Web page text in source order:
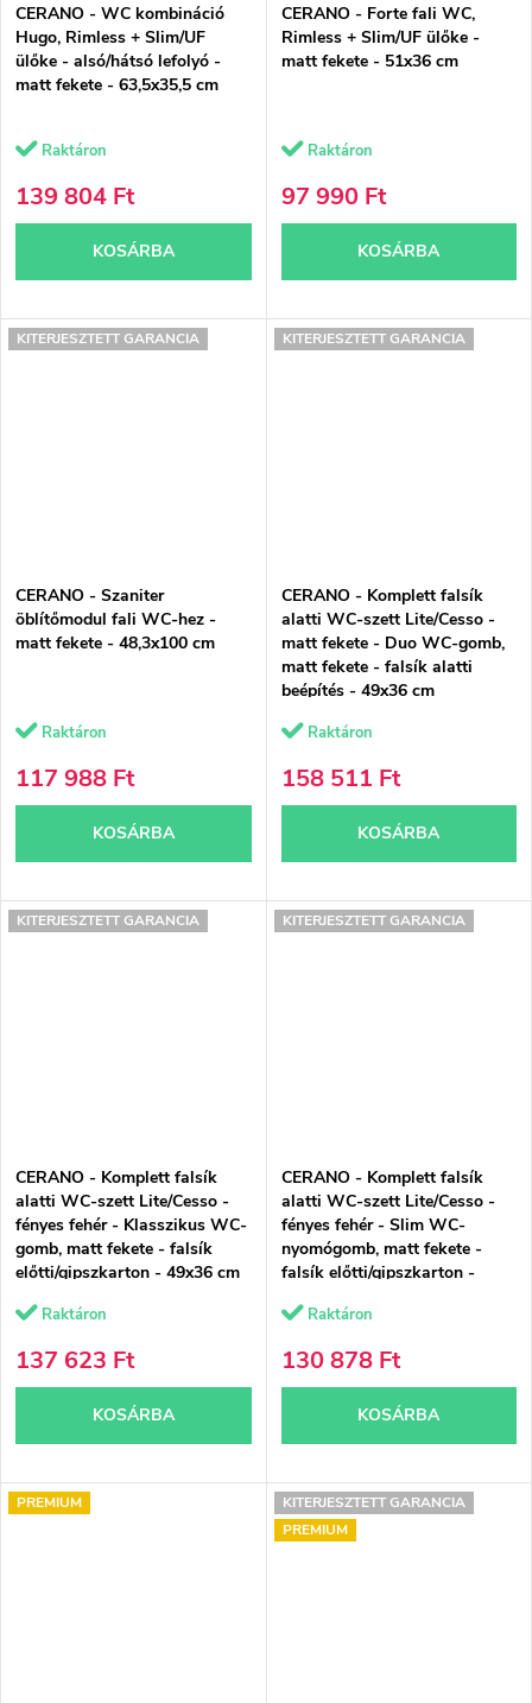
CERANO - WC kombináció
Hugo, Rimless + Slim/UF
ülőke - alsó/hátsó lefolyó -
matt fekete - 63,5x35,5 cm
Raktáron
139 804 Ft
KOSÁRBA
CERANO - Forte fali WC,
Rimless + Slim/UF ülőke -
matt fekete - 51x36 cm
Raktáron
97 990 Ft
KOSÁRBA
KITERJESZTETT GARANCIA
CERANO - Szaniter
öblítőmodul fali WC-hez -
matt fekete - 48,3x100 cm
Raktáron
117 988 Ft
KOSÁRBA
KITERJESZTETT GARANCIA
CERANO - Komplett falsík
alatti WC-szett Lite/Cesso -
matt fekete - Duo WC-gomb,
matt fekete - falsík alatti
beépítés - 49x36 cm
Raktáron
158 511 Ft
KOSÁRBA
KITERJESZTETT GARANCIA
CERANO - Komplett falsík
alatti WC-szett Lite/Cesso -
fényes fehér - Klasszikus WC-
gomb, matt fekete - falsík
előtti/gipszkarton - 49x36 cm
Raktáron
137 623 Ft
KOSÁRBA
KITERJESZTETT GARANCIA
CERANO - Komplett falsík
alatti WC-szett Lite/Cesso -
fényes fehér - Slim WC-
nyomógomb, matt fekete -
falsík előtti/gipszkarton -
Raktáron
130 878 Ft
KOSÁRBA
PREMIUM
KITERJESZTETT GARANCIA
PREMIUM